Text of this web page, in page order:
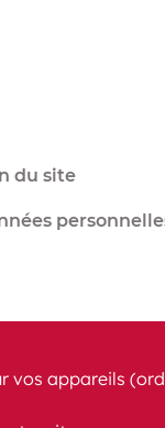
du site
vos appareils